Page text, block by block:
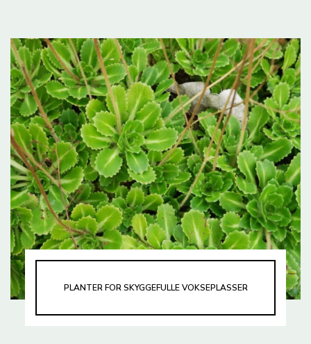
PLANTER FOR SKYGGEFULLE VOKSEPLASSER